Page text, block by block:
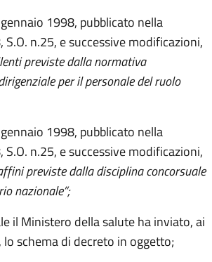
1998, pubblicato nella
n.25, e successive modificazioni,
previste dalla normativa
per il personale del ruolo
1998, pubblicato nella
n.25, e successive modificazioni,
previste dalla disciplina concorsuale
nazionale”;
il Ministero della salute ha inviato, ai
schema di decreto in oggetto;